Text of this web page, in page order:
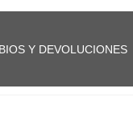
Y DEVOLUCIONES